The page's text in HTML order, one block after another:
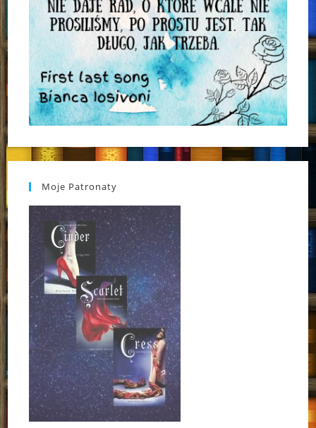
Moje Patronaty